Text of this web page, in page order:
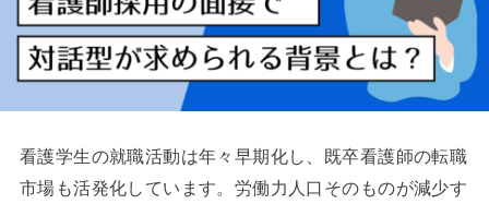
看護学生の就職活動は年々早期化し、既卒看護師の転職
市場も活発化しています。労働力人口そのものが減少す